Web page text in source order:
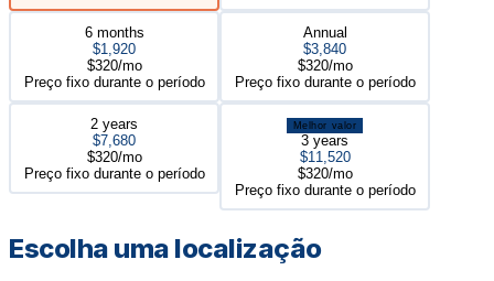
6 months
$1,920
$320/mo
Preço fixo durante o período
Annual
$3,840
$320/mo
Preço fixo durante o período
2 years
$7,680
$320/mo
Preço fixo durante o período
Melhor valor
3 years
$11,520
$320/mo
Preço fixo durante o período
Escolha uma localização